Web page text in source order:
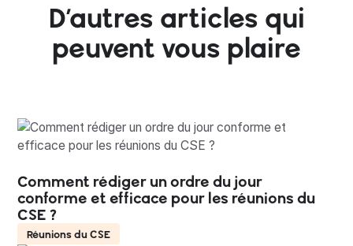
D’autres articles qui
peuvent vous plaire
Comment rédiger un ordre du jour
conforme et efficace pour les réunions du
CSE ?
Réunions du CSE